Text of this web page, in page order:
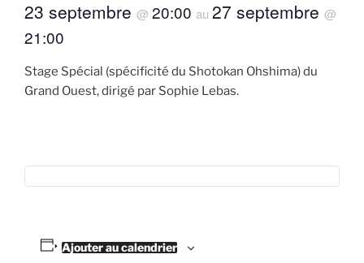
23 septembre @ 20:00 au 27 septembre @
21:00
Stage Spécial (spécificité du Shotokan Ohshima) du
Grand Ouest, dirigé par Sophie Lebas.
Ajouter au calendrier